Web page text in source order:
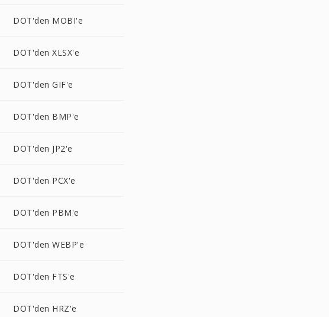
DOT'den MOBI'e
DOT'den XLSX'e
DOT'den GIF'e
DOT'den BMP'e
DOT'den JP2'e
DOT'den PCX'e
DOT'den PBM'e
DOT'den WEBP'e
DOT'den FTS'e
DOT'den HRZ'e